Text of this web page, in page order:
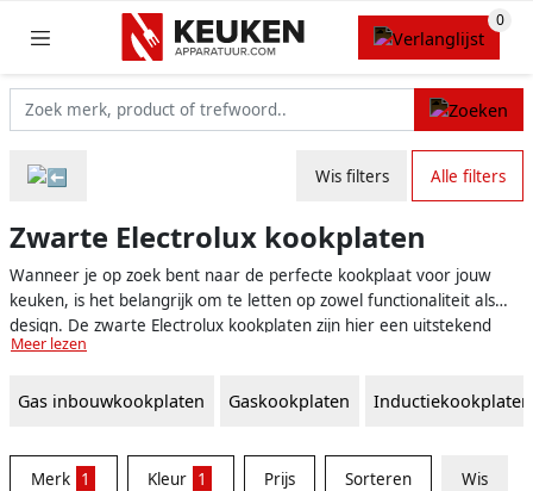
Wis filters Alle filters
Zwarte Electrolux kookplaten
Wanneer je op zoek bent naar de perfecte kookplaat voor jouw
keuken, is het belangrijk om te letten op zowel functionaliteit als
design. De zwarte Electrolux kookplaten zijn hier een uitstekend
voorbeeld van: ze combineren hoge kwaliteit en prestatie met een
kookplaten zorgt ervoor dat ze moeiteloos passen in zowel een
aanbod van Electrolux het eenvoudig om de perfecte kookplaat te
vinden die aan al jouw wensen en behoeften voldoet.
Meer lezen
Gas inbouwkookplaten Gaskookplaten Inductiekookplaten
Merk 1 Kleur 1 Prijs Sorteren Wis